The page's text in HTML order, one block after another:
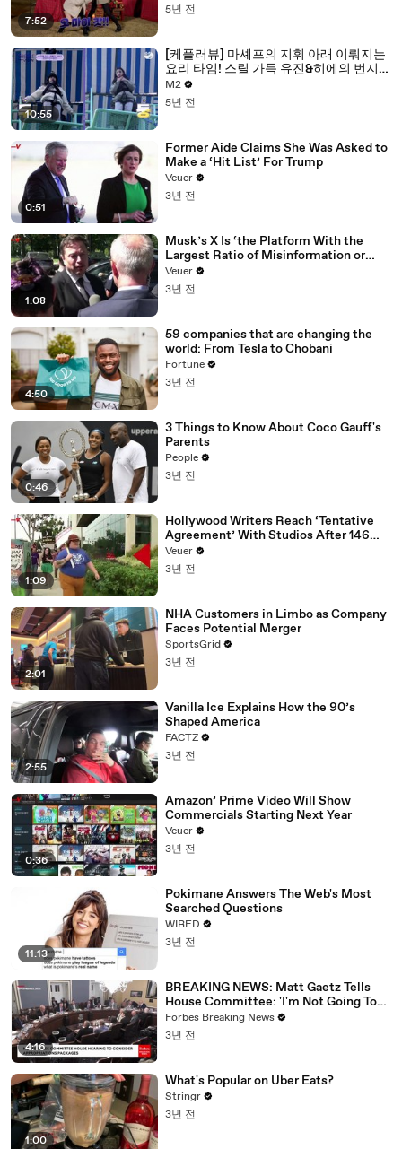
7:52
5년 전
10:55
[케플러뷰] 마셰프의 지휘 아래 이뤄지는
요리 타임! 스릴 가득 유진&히에의 번지
도전의 결과는? | Ep.2
M2
5년 전
0:51
Former Aide Claims She Was Asked to
Make a ‘Hit List’ For Trump
Veuer
3년 전
1:08
Musk’s X Is ‘the Platform With the
Largest Ratio of Misinformation or
Disinformation’ Amongst All Social
Media Platforms
Veuer
3년 전
4:50
59 companies that are changing the
world: From Tesla to Chobani
Fortune
3년 전
0:46
3 Things to Know About Coco Gauff's
Parents
People
3년 전
1:09
Hollywood Writers Reach ‘Tentative
Agreement’ With Studios After 146
Day Strike
Veuer
3년 전
2:01
NHA Customers in Limbo as Company
Faces Potential Merger
SportsGrid
3년 전
2:55
Vanilla Ice Explains How the 90’s
Shaped America
FACTZ
3년 전
0:36
Amazon’ Prime Video Will Show
Commercials Starting Next Year
Veuer
3년 전
11:13
Pokimane Answers The Web's Most
Searched Questions
WIRED
3년 전
4:16
BREAKING NEWS: Matt Gaetz Tells
House Committee: 'I'm Not Going To
Vote For A Continuing Resolution'
Forbes Breaking News
3년 전
1:00
What's Popular on Uber Eats?
Stringr
3년 전